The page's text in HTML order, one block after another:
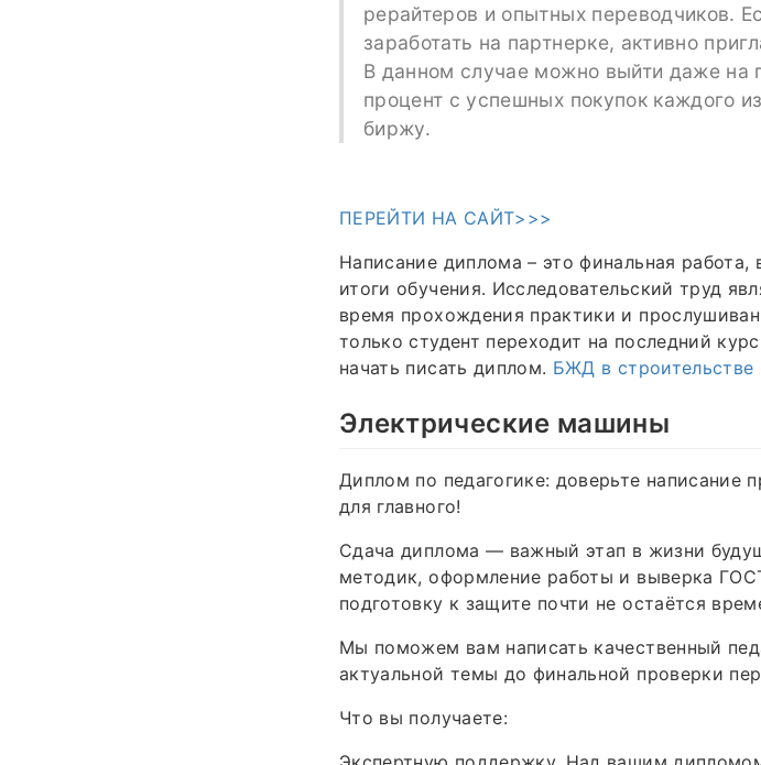
рерайтеров и опытных переводчиков.
заработать на партнерке, активно
В данном случае можно выйти даже на
процент с успешных покупок каждого
биржу.
ПЕРЕЙТИ НА САЙТ>>>
Написание диплома – это финальная
итоги обучения. Исследовательский труд
время прохождения практики и
только студент переходит на последний
начать писать диплом. БЖД в строительстве
Электрические машины
Диплом по педагогике: доверьте
для главного!
Сдача диплома — важный этап в жизни
методик, оформление работы и выверка
подготовку к защите почти не остаётся
Мы поможем вам написать качественный
актуальной темы до финальной проверки
Что вы получаете: